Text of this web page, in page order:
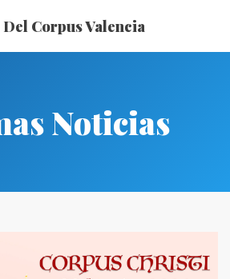
Corpus Valencia
Noticias